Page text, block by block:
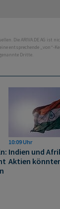
Die ARIVA.DE AG
entsprechende
Dritte.
10:09 Uhr
Indien und
Aktien